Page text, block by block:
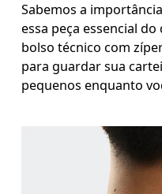
Sabemos a
essa peça essencial
bolso técnico com
para guardar sua
pequenos enquanto